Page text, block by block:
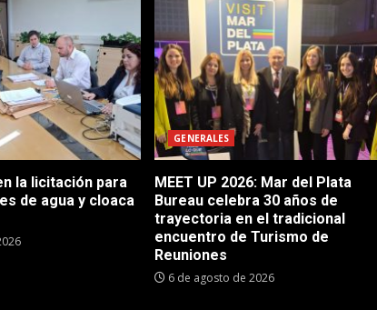
la licitación para
de agua y cloaca
GENERALES
MEET UP 2026: Mar del Plata
Bureau celebra 30 años de
trayectoria en el tradicional
encuentro de Turismo de
Reuniones
6 de agosto de 2026